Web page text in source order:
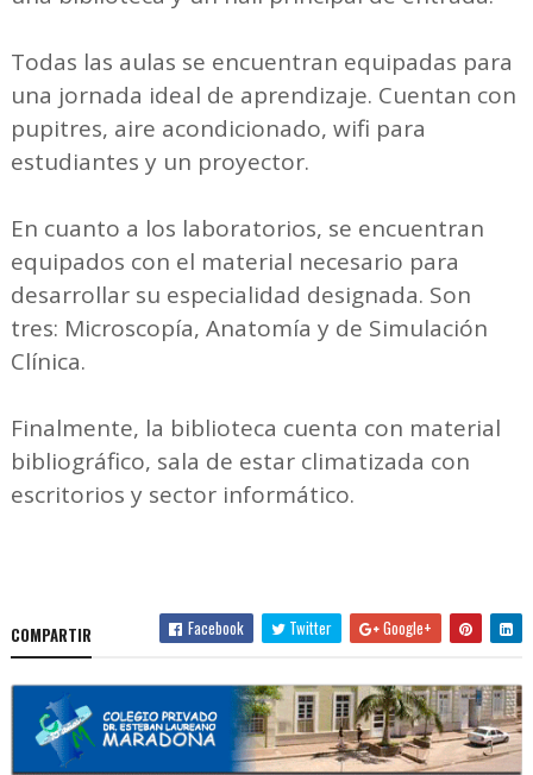
Todas las aulas se encuentran equipadas para
una jornada ideal de aprendizaje. Cuentan con
pupitres, aire acondicionado, wifi para
estudiantes y un proyector.
En cuanto a los laboratorios, se encuentran
equipados con el material necesario para
desarrollar su especialidad designada. Son
tres: Microscopía, Anatomía y de Simulación
Clínica.
Finalmente, la biblioteca cuenta con material
bibliográfico, sala de estar climatizada con
escritorios y sector informático.
COMPARTIR Facebook Twitter Google+